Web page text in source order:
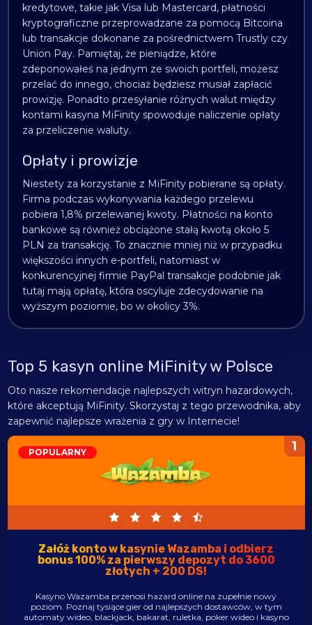
kredytowe, takie jak Visa lub Mastercard, płatności
kryptograficzne przeprowadzane za pomocą Bitcoina
lub transakcje dokonane za pośrednictwem Trustly czy
Union Pay. Pamiętaj, że pieniądze, które
zdeponowałeś na jednym ze swoich portfeli, możesz
przelać do innego, chociaż będziesz musiał zapłacić
prowizję. Ponadto przesyłanie różnych walut między
kontami kasyna MiFinity spowoduje naliczenie opłaty
za przeliczenie waluty.
Opłaty i prowizje
Niestety za korzystanie z MiFinity pobierane są opłaty.
Firma podczas wykonywania każdego przelewu
pobiera 1,8% przelewanej kwoty. Płatności na konto
bankowe są również obciążone stałą kwotą około 5
PLN za transakcję. To znacznie mniej niż w przypadku
większości innych e-portfeli, natomiast w
konkurencyjnej firmie PayPal transakcje podobnie jak
tutaj mają opłatę, która oscyluje zdecydowanie na
wyższym poziomie, bo w okolicy 3%.
Top 5 kasyn online MiFinity w Polsce
Oto nasze rekomendacje najlepszych witryn hazardowych,
które akceptują MiFinity. Skorzystaj z tego przewodnika, aby
zapewnić najlepsze wrażenia z gry w Internecie!
POPULARNY 1
Załóż konto w kasynie Wazamba i odbierz
bonus 100% za pierwszy depozyt do 3600
złotych + 200 DS!
Kasyno Wazamba przenosi hazard online na zupełnie nowy
poziom. Poznaj tysiące gier od najlepszych dostawców, w tym
automaty wideo, blackjack, bakarat, ruletka, poker wideo i kasyno